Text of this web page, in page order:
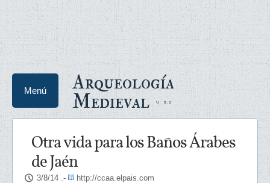
Arqueología
Medieval
Menú
Otra vida para los Baños Árabes
de Jaén
3/8/14 .- http://ccaa.elpais.com